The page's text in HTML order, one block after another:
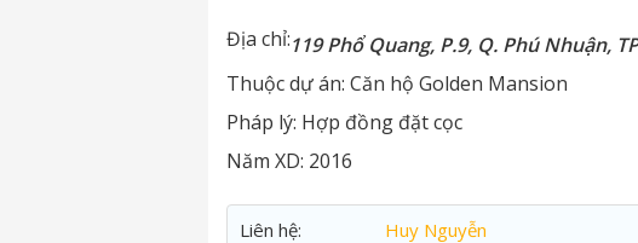
Địa chỉ:119 Phổ Quang, P.9, Q. Phú Nhuận,
Thuộc dự án: Căn hộ Golden Mansion
Pháp lý: Hợp đồng đặt cọc
Năm XD: 2016
Liên hệ:
Huy Nguyễn